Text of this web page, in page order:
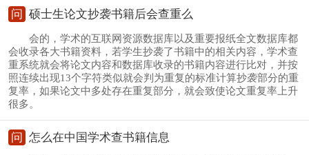
问 硕士生论文抄袭书籍后会查重么
会的，学术的互联网资源数据库以及重要报纸全文数据库都
会收录各大书籍资料，若学生抄袭了书籍中的相关内容，学术查
重系统就会将论文内容和数据库收录的书籍内容进行比对，并按
照连续出现13个字符类似就会判为重复的标准计算抄袭部分的重
复率，如果论文中多处存在重复部分，就会致使论文重复率上升
很多。
问 怎么在中国学术查书籍信息